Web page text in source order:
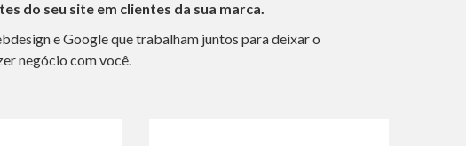
do seu site em clientes da sua marca.
e Google que trabalham juntos para deixar o
negócio com você.